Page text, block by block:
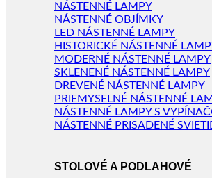
NÁSTENNÉ LAMPY
NÁSTENNÉ OBJÍMKY
LED NÁSTENNÉ LAMPY
HISTORICKÉ NÁSTENNÉ
MODERNÉ NÁSTENNÉ LAMPY
SKLENENÉ NÁSTENNÉ LAMPY
DREVENÉ NÁSTENNÉ LAMPY
PRIEMYSELNÉ NÁSTENNÉ
NÁSTENNÉ LAMPY S
NÁSTENNÉ PRISADENÉ
STOLOVÉ A PODLAHOVÉ